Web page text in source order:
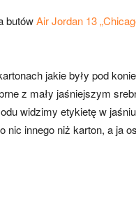
butówAir Jordan 13
jakie były pod
z mały jaśniejszym
widzimy etykietę w
nic innego niż karton, a ja